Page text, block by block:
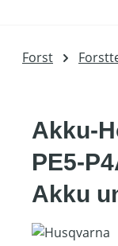
Forst
Akku-
PE5-
Akku